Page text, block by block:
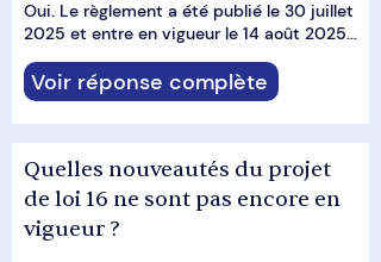
Oui. Le règlement a été publié le 30 juillet
2025 et entre en vigueur le 14 août 2025...
Voir réponse complète
Quelles nouveautés du projet
de loi 16 ne sont pas encore en
vigueur ?